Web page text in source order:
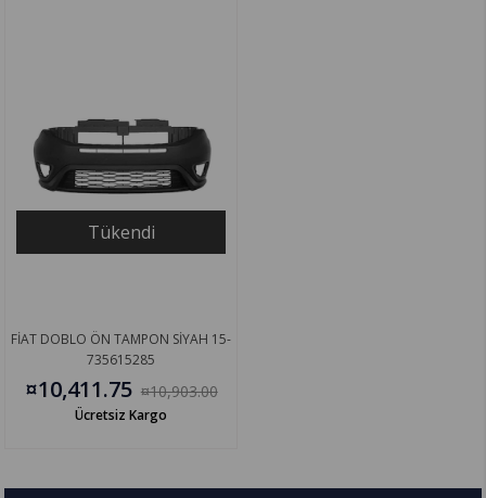
Tükendi
FİAT DOBLO ÖN TAMPON SİYAH 15-
735615285
¤10,411.75 ¤10,903.00
Ücretsiz Kargo